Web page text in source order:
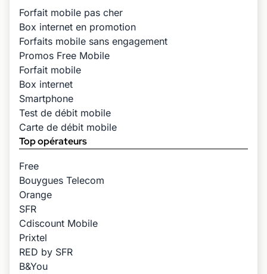
Forfait mobile pas cher
Box internet en promotion
Forfaits mobile sans engagement
Promos Free Mobile
Forfait mobile
Box internet
Smartphone
Test de débit mobile
Carte de débit mobile
Top opérateurs
Free
Bouygues Telecom
Orange
SFR
Cdiscount Mobile
Prixtel
RED by SFR
B&You